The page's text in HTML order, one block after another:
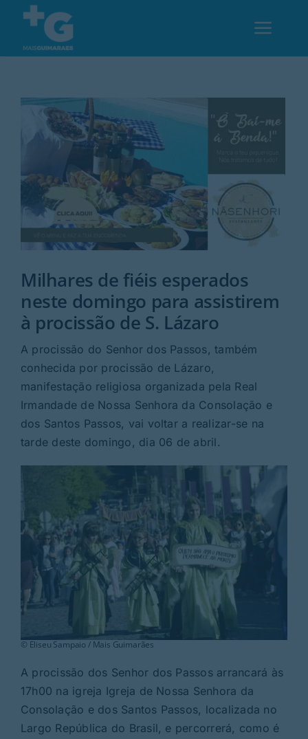
content
Desporto
Rubricas
Jornal
Revista
Search
Milhares de fiéis esperados
neste domingo para assistirem
à procissão de S. Lázaro
A procissão do Senhor dos Passos, também
conhecida por procissão de Lázaro,
manifestação religiosa organizada pela Real
Irmandade de Nossa Senhora da Consolação e
dos Santos Passos, vai voltar a realizar-se na
tarde deste domingo, dia 06 de abril.
© Eliseu Sampaio / Mais Guimarães
A procissão dos Senhor dos Passos arrancará às
17h00 na igreja Igreja de Nossa Senhora da
Consolação e dos Santos Passos, localizada no
Largo República do Brasil, e percorrerá, como é